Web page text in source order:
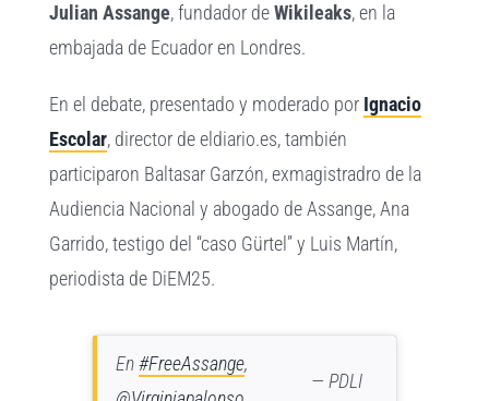
Julian Assange, fundador deWikileaks, en la
embajada de Ecuador en Londres.
En el debate, presentado y moderado por Ignacio
Escolar, director de eldiario.es, también
participaron Baltasar Garzón, exmagistradro de la
Audiencia Nacional y abogado de Assange, Ana
Garrido, testigo del “caso Gürtel” y Luis Martín,
periodista de DiEM25.
En#FreeAssange,
— PDLI